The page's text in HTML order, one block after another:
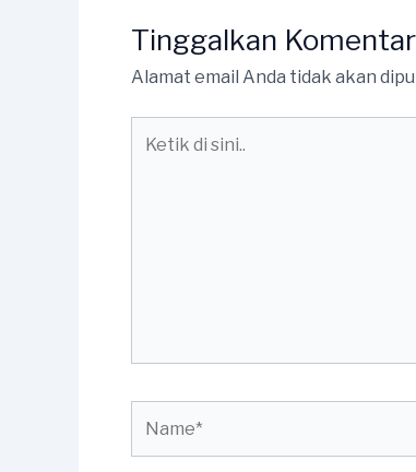
Tinggalkan Komentar
Alamat email Anda tidak akan